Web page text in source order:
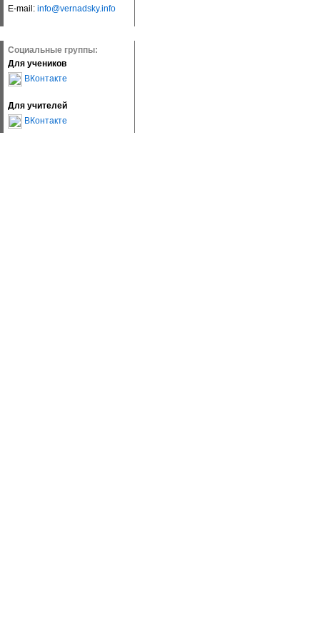
E-mail: info@vernadsky.info
Социальные группы:
Для учеников
ВКонтакте
Для учителей
ВКонтакте